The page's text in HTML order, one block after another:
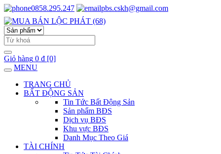
0858.295.247 pbs.cskh@gmail.com
Giỏ hàng 0 đ [0]
MENU
TRANG CHỦ
BẤT ĐỘNG SẢN
Tin Tức Bất Động Sản
Sản phẩm BĐS
Dịch vụ BĐS
Khu vực BĐS
Danh Mục Theo Giá
TÀI CHÍNH